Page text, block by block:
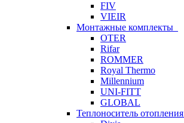
FIV
VIEIR
Монтажные комплекты
OTER
Rifar
ROMMER
Royal Thermo
Millennium
UNI-FITT
GLOBAL
Теплоноситель отопления